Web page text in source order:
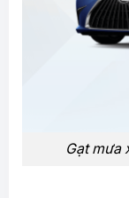
Gạt mưa